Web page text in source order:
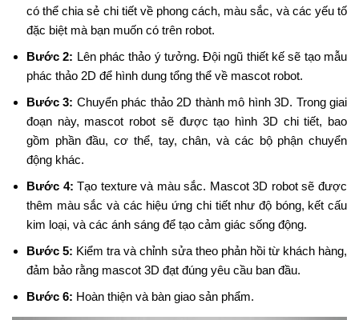
có thể chia sẻ chi tiết về phong cách, màu sắc, và các yếu tố
đặc biệt mà bạn muốn có trên robot.
Bước 2: Lên phác thảo ý tưởng. Đội ngũ thiết kế sẽ tạo mẫu
phác thảo 2D để hình dung tổng thể về mascot robot.
Bước 3: Chuyển phác thảo 2D thành mô hình 3D. Trong giai
đoạn này, mascot robot sẽ được tạo hình 3D chi tiết, bao
gồm phần đầu, cơ thể, tay, chân, và các bộ phận chuyển
động khác.
Bước 4: Tạo texture và màu sắc. Mascot 3D robot sẽ được
thêm màu sắc và các hiệu ứng chi tiết như độ bóng, kết cấu
kim loại, và các ánh sáng để tạo cảm giác sống động.
Bước 5: Kiểm tra và chỉnh sửa theo phản hồi từ khách hàng,
đảm bảo rằng mascot 3D đạt đúng yêu cầu ban đầu.
Bước 6: Hoàn thiện và bàn giao sản phẩm.